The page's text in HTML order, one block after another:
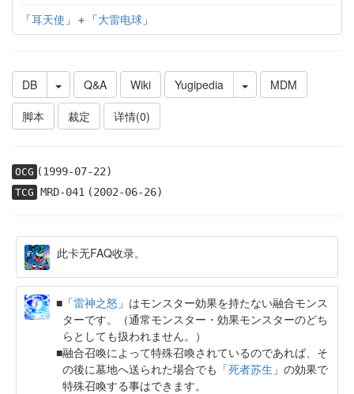
「耳天使 」＋「大雷电球」
DB Q&A Wiki Yugipedia
MDM
脚本
裁定 详情(0)
OCG (1999-07-22)
TCG MRD-041(2002-06-26)
此卡无FAQ收录。
「雷神之怒 」はモンスター効果を持たない融合モンス
ターです。（通常モンスター・効果モンスターのどち
らとしても扱われません。）
融合召喚によって特殊召喚されているのであれば、そ
の後に墓地へ送られた場合でも「死者苏生 」の効果で
特殊召喚する事はできます。